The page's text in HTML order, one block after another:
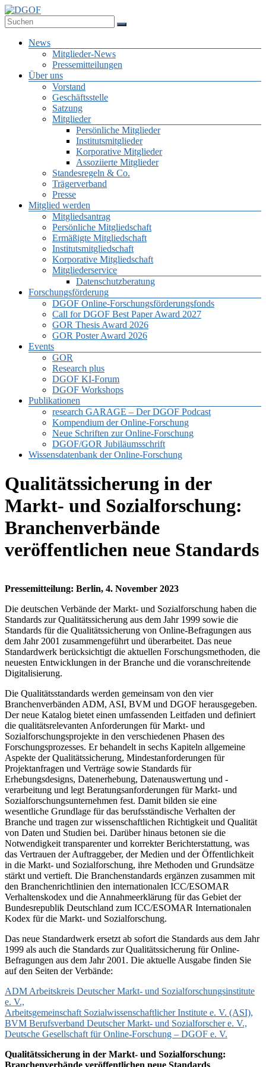
Zum
Inhalt
springen
Deutsche Gesellschaft für Online-Forschung e.V.
Menü
News
Mitglieder-News
Pressemitteilungen
Über uns
Vorstand
Geschäftsstelle
Satzung
Mitglieder
Persönliche Mitglieder
Institutsmitglieder
Korporative Mitglieder
Assoziierte Mitglieder
Standesregeln & Co.
Trägerverband
Presse
Mitglied werden
Mitgliedsantrag
Persönliche Mitgliedschaft
Ermäßigte Mitgliedschaft
Institutsmitgliedschaft
Korporative Mitgliedschaft
Mitgliederservice
Datenschutzberatung
Forschungsförderung
DGOF Online-Forschungsförderungsfonds
Call for DGOF Best Paper Award 2027
GOR Thesis Award 2026
GOR Poster Award 2026
Events
GOR
Research plus
DGOF KI-Forum
DGOF Workshops
Publikationen
research GARAGE – Der DGOF Podcast
Kompendium der Online-Forschung
Neue Schriften zur Online-Forschung
DGOF/GOR Jubiläumsschrift
Wissensdatenbank der Online-Forschung
Qualitätssicherung in der
Markt- und Sozialforschung:
Branchenverbände
veröffentlichen neue Standards
Pressemitteilung: Berlin, 4. November 2023
Die deutschen Verbände der Markt- und Sozialforschung haben die
Standards zur Qualitätssicherung aus dem Jahr 1999 sowie die
Standards für die Qualitätssicherung von Online-Befragungen aus
dem Jahr 2001 zusammengeführt und überarbeitet. Das neue
Standardwerk berücksichtigt die aktuellen Forschungsmethoden, die
neuesten Entwicklungen in der Branche und die voranschreitende
Digitalisierung.
Die Qualitätsstandards werden gemeinsam von den vier
Branchenverbänden ADM, ASI, BVM und DGOF herausgegeben.
Der neue Katalog bietet einen umfassenden Leitfaden und definiert
die qualitätsrelevanten Anforderungen für Markt- und
Sozialforschungsprojekte in den verschiedenen Phasen des
Forschungsprozesses. Er behandelt in sechs Kapiteln allgemeine
Aspekte der Qualitätssicherung, Mindestanforderungen für
Projektanfragen und Verträge sowie Standards für
Erhebungsdesigns, Datenerhebung, Datenauswertung und -
verarbeitung und legt Beratungsanforderungen für Markt- und
Sozialforschungsunternehmen fest. Damit bilden sie eine
wesentliche Grundlage für das berufsständische Verhalten der
Branche und tragen zur wissenschaftlichen Richtigkeit und Qualität
von Daten und Studien bei. Darüber hinaus betonen sie die
Notwendigkeit transparenter und korrekter Berichterstattung, was
das Vertrauen der Auftraggeber, der Medien und der Öffentlichkeit
in die Markt- und Sozialforschung, ihre Methoden und Grundsätze
stärkt und vertieft. Die Branchenstandards ergänzen zusammen mit
den Branchenrichtlinien den internationalen ICC/ESOMAR
Verhaltenskodex und die Annahmeerklärung für das Gebiet der
Bundesrepublik Deutschland zum ICC/ESOMAR Internationalen
Kodex für die Markt- und Sozialforschung.
Das neue Standardwerk ersetzt ab sofort die Standards aus dem Jahr
1999 als auch die Standards zur Qualitätssicherung für Online-
Befragungen aus dem Jahr 2001. Die aktuelle Ausgabe finden Sie
auf den Seiten der Verbände:
ADM Arbeitskreis Deutscher Markt- und Sozialforschungsinstitute
e. V.,
Arbeitsgemeinschaft Sozialwissenschaftlicher Institute e. V. (ASI),
BVM Berufsverband Deutscher Markt- und Sozialforscher e. V.,
Deutsche Gesellschaft für Online-Forschung – DGOF e. V.
Qualitätssicherung in der Markt- und Sozialforschung:
Branchenverbände veröffentlichen neue Standards